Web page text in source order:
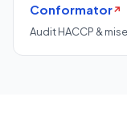
Conformator↗
Audit HACCP &